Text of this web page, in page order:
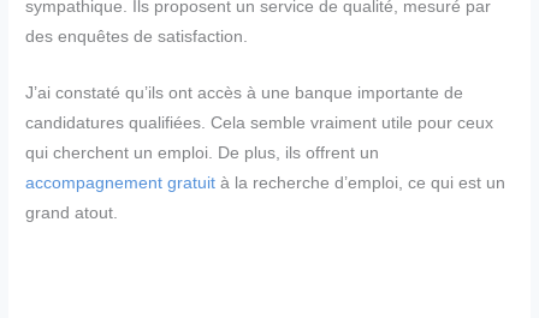
sympathique. Ils proposent un service de qualité, mesuré par
des enquêtes de satisfaction.
J’ai constaté qu’ils ont accès à une banque importante de
candidatures qualifiées. Cela semble vraiment utile pour ceux
qui cherchent un emploi. De plus, ils offrent un
accompagnement gratuit à la recherche d’emploi, ce qui est un
grand atout.